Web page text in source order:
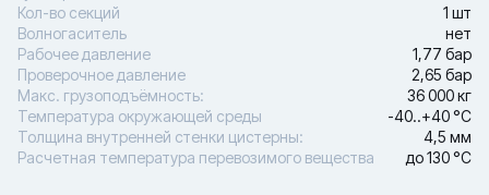
Кол-во секций
1 шт
Волногаситель
нет
Рабочее давление
1,77 бар
Проверочное давление
2,65 бар
Макс. грузоподъёмность:
36 000 кг
Температура окружающей среды
-40..+40 °С
Толщина внутренней стенки цистерны:
4,5 мм
Расчетная температура перевозимого вещества
до 130 °С